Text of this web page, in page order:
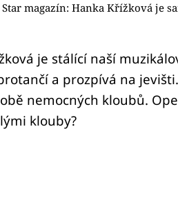
Star magazín: Hanka Křížková je
je stálící naší
a prozpívá na
nemocných kloubů.
klouby?